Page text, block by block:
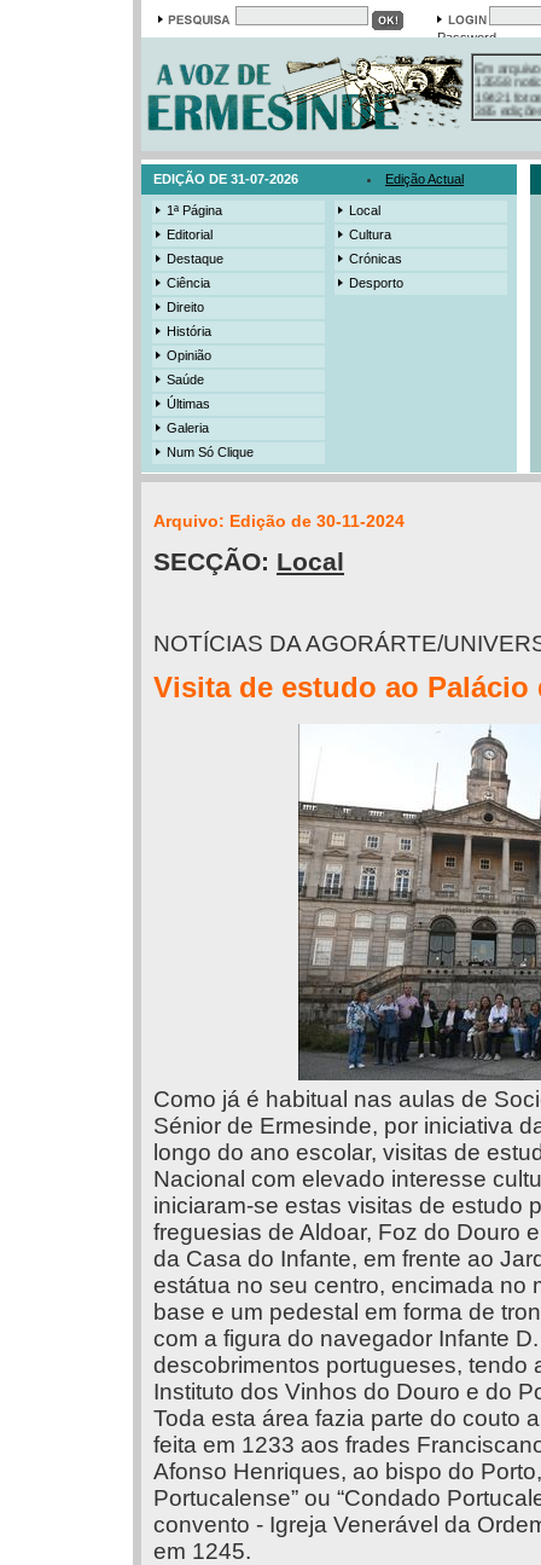
Password
Em arquivo
13558
19421
385
3206
EDIÇÃO DE 31-07-2026 Edição Actual
1ª Página
Editorial
Destaque
Ciência
Direito
História
Opinião
Saúde
Últimas
Galeria
Num Só Clique
Local
Cultura
Crónicas
Desporto
Arquivo: Edição de 30-11-2024
SECÇÃO: Local
NOTÍCIAS DA AGORÁRTE/
Visita de estudo ao Palácio
Como já é habitual nas aulas de
Sénior de Ermesinde, por iniciativa
longo do ano escolar, visitas de
Nacional com elevado interesse
iniciaram-se estas visitas de estudo
freguesias de Aldoar, Foz do Douro
da Casa do Infante, em frente ao
estátua no seu centro, encimada no
base e um pedestal em forma de
com a figura do navegador Infante
descobrimentos portugueses, tendo
Instituto dos Vinhos do Douro e do
Toda esta área fazia parte do couto
feita em 1233 aos frades
Afonso Henriques, ao bispo do
Portucalense” ou “Condado
convento - Igreja Venerável da
em 1245.